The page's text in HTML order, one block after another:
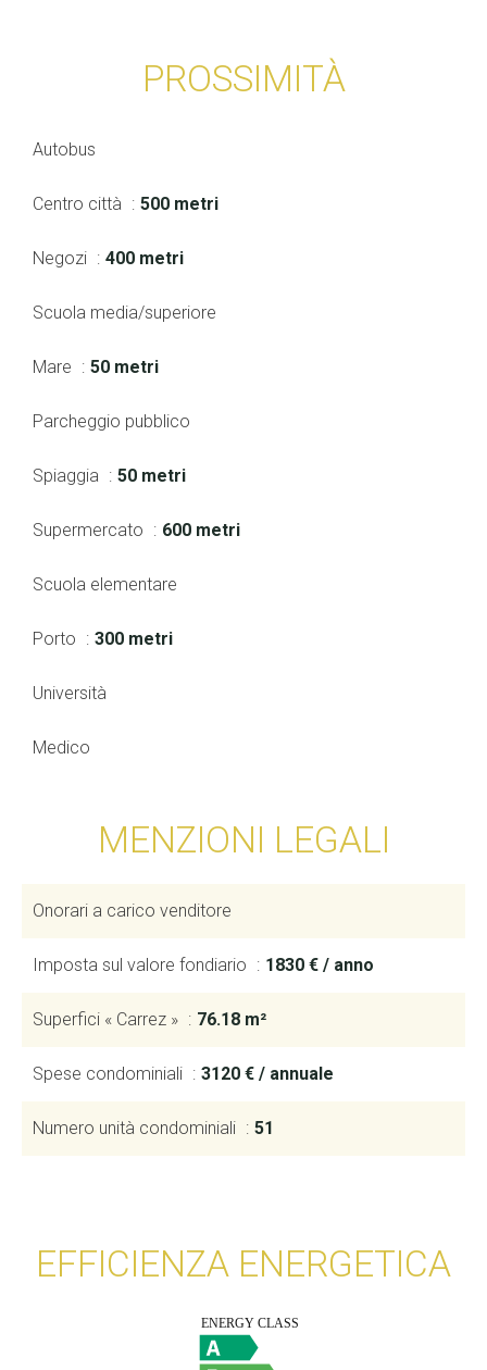
PROSSIMITÀ
Autobus
Centro città 500 metri
Negozi 400 metri
Scuola media/superiore
Mare 50 metri
Parcheggio pubblico
Spiaggia 50 metri
Supermercato 600 metri
Scuola elementare
Porto 300 metri
Università
Medico
MENZIONI LEGALI
Onorari a carico venditore
Imposta sul valore fondiario 1830 € / anno
Superfici « Carrez » 76.18 m²
Spese condominiali 3120 € / annuale
Numero unità condominiali 51
EFFICIENZA ENERGETICA